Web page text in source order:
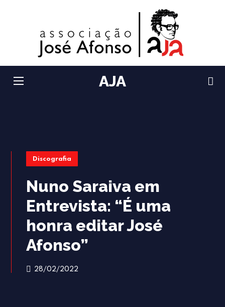
AJA
Discografia
Nuno Saraiva em
Entrevista: “É uma
honra editar José
Afonso”
28/02/2022